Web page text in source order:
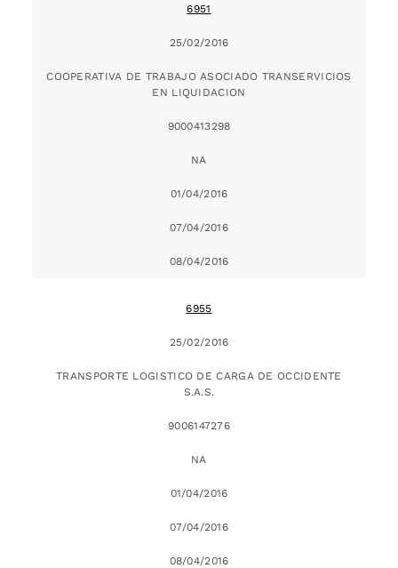
6951
25/02/2016
COOPERATIVA DE TRABAJO ASOCIADO TRANSERVICIOS
EN LIQUIDACION
9000413298
NA
01/04/2016
07/04/2016
08/04/2016
6955
25/02/2016
TRANSPORTE LOGISTICO DE CARGA DE OCCIDENTE
S.A.S.
9006147276
NA
01/04/2016
07/04/2016
08/04/2016